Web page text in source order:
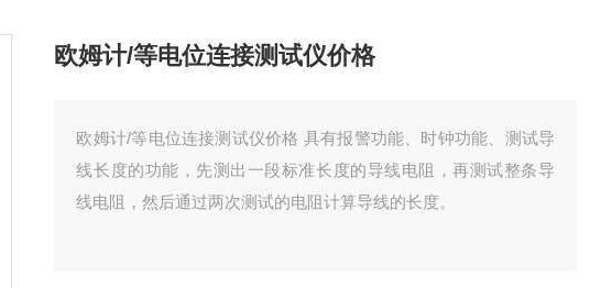
欧姆计/等电位连接测试仪价格
欧姆计/等电位连接测试仪价格 具有报警功能、时钟功能、测试导
线长度的功能，先测出一段标准长度的导线电阻，再测试整条导
线电阻，然后通过两次测试的电阻计算导线的长度。